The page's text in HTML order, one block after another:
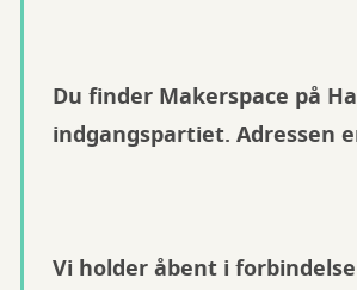
Du finder Makerspace på
indgangspartiet. Adressen
Vi holder åbent i